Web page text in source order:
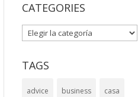
CATEGORIES
CATEGORIES
TAGS
advice business casa